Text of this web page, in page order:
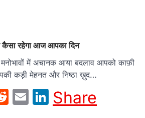
कैसा रहेगा आज आपका दिन
में अचानक आया बदलाव आपको काफ़ी
कड़ी मेहनत और निष्ठा ख़ुद…
Reddit
EmailLinkedIn
Share